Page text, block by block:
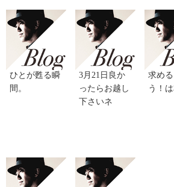
ひとが甦る瞬
間。
3月21日良か
ったらお越し
下さいネ
求め
う！